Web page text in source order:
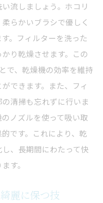
流しましょう。ホコリ
らかいブラシで優しく
。フィルターを洗った
り乾燥させます。この
で、乾燥機の効率を維持
できます。また、フィ
清掃も忘れずに行いま
ノズルを使って吸い取
です。これにより、乾
、長期間にわたって快
す。
麗に保つ技